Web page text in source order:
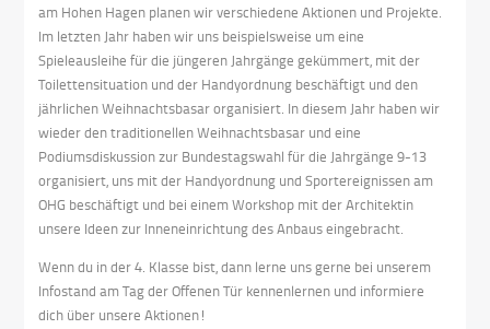
am Hohen Hagen planen wir verschiedene Aktionen und Projekte.
Im letzten Jahr haben wir uns beispielsweise um eine
Spieleausleihe für die jüngeren Jahrgänge gekümmert, mit der
Toilettensituation und der Handyordnung beschäftigt und den
jährlichen Weihnachtsbasar organisiert. In diesem Jahr haben wir
wieder den traditionellen Weihnachtsbasar und eine
Podiumsdiskussion zur Bundestagswahl für die Jahrgänge 9-13
organisiert, uns mit der Handyordnung und Sportereignissen am
OHG beschäftigt und bei einem Workshop mit der Architektin
unsere Ideen zur Inneneinrichtung des Anbaus eingebracht.
Wenn du in der 4. Klasse bist, dann lerne uns gerne bei unserem
Infostand am Tag der Offenen Tür kennenlernen und informiere
dich über unsere Aktionen!